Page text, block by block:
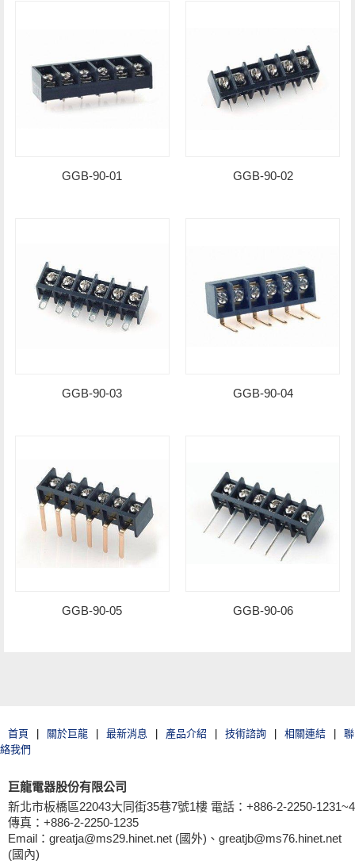
GGB-90-01 GGB-90-02
GGB-90-03 GGB-90-04
GGB-90-05 GGB-90-06
首頁 | 關於巨龍 | 最新消息 | 產品介紹 | 技術諮詢 | 相關連結 |
聯
絡我們
巨龍電器股份有限公司
新北市板橋區22043大同街35巷7號1樓 電話：+886-2-2250-1231~4
傳真：+886-2-2250-1235
Email：greatja@ms29.hinet.net (國外)、greatjb@ms76.hinet.net
(國內)